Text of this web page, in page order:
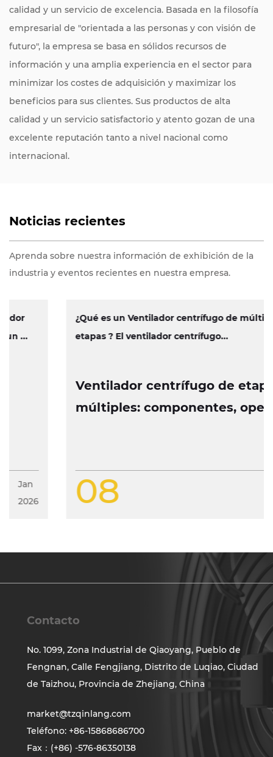
calidad y un servicio de excelencia. Basada en la filosofía
empresarial de "orientada a las personas y con visión de
futuro", la empresa se basa en sólidos recursos de
información y una amplia experiencia en el sector para
minimizar los costes de adquisición y maximizar los
beneficios para sus clientes. Sus productos de alta
calidad y un servicio satisfactorio y atento gozan de una
excelente reputación tanto a nivel nacional como
internacional.
Noticias recientes
Aprenda sobre nuestra información de exhibición de la
industria y eventos recientes en nuestra empresa.
Ventilador centrífugo de etapas
múltiples: componentes, operación
¿Qué es un Ventilador centrífugo de múltiples
etapas ? El ventilador centrífugo...
08
Contacto
No. 1099, Zona Industrial de Qiaoyang, Pueblo de
Fengnan, Calle Fengjiang, Distrito de Luqiao, Ciudad
de Taizhou, Provincia de Zhejiang, China
market@tzqinlang.com
Teléfono: +86-15868686700
Fax：(+86) -576-86350138